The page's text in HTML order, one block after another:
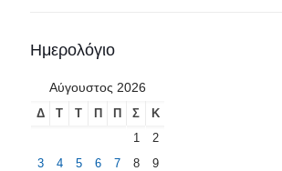
Ημερολόγιο
Αύγουστος 2026
Δ Τ Τ Π Π Σ
Κ
1
2
3
4 5 6 7 8
9